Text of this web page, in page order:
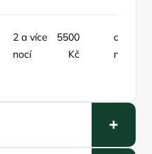
2 a více
nocí
5500
Kč
objekt /
noc